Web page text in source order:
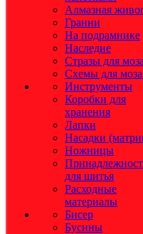
Алмазная
Гранни
На подрамнике
Наследие
Стразы для
Схемы для
Инструменты
Коробки для
хранения
Лапки
Насадки
Ножницы
для шитья
Расходные
материалы
Бисер
Бусины